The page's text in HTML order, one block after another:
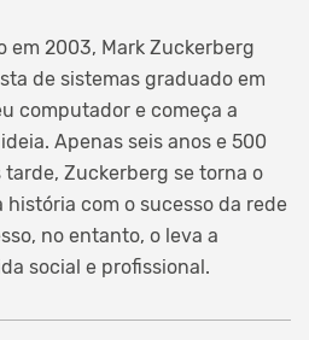
em 2003, Mark Zuckerberg
de sistemas graduado em
computador e começa a
Apenas seis anos e 500
tarde, Zuckerberg se torna o
com o sucesso da rede
no entanto, o leva a
social e profissional.